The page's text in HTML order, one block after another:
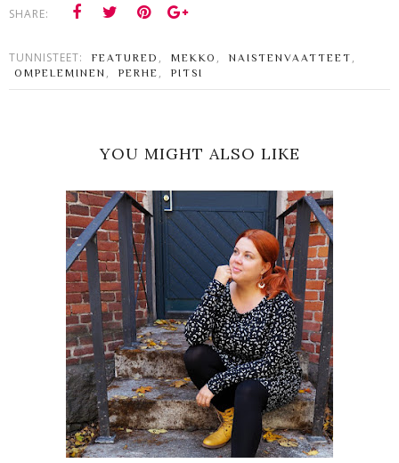
SHARE:
TUNNISTEET: FEATURED , MEKKO , NAISTENVAATTEET ,
OMPELEMINEN , PERHE , PITSI
YOU MIGHT ALSO LIKE